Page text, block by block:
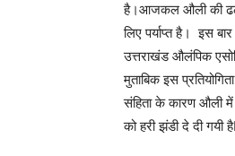
है।आजकल औली की
लिए पर्याप्त है। इस
उत्तराखंड औलंपिक
मुताबिक इस
संहिता के कारण औली
को हरी झंडी दे दी गयी हैI